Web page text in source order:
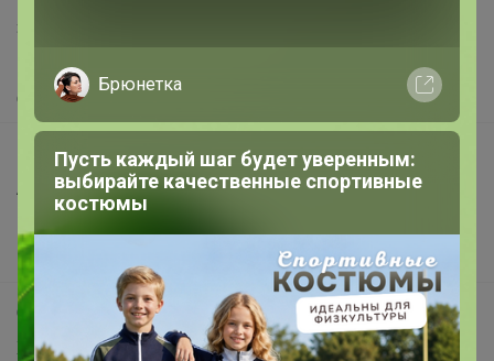
Защита покупателя
Помощь
О нас
Все предложения
Анонсы
Поддержка альпак
Самое выгодное
Хиты продаж
Брюнетка
Пусть каждый шаг будет уверенным:
выбирайте качественные спортивные
костюмы